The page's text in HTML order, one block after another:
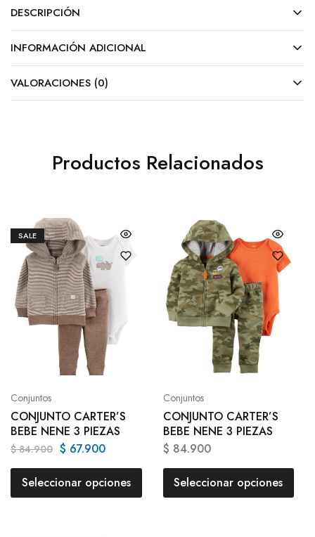
DESCRIPCIÓN
INFORMACIÓN ADICIONAL
VALORACIONES (0)
Productos Relacionados
SALE
Conjuntos
CONJUNTO CARTER’S
BEBE NENE 3 PIEZAS
$84.900 $ 67.900
Seleccionar opciones
Conjuntos
CONJUNTO CARTER’S
BEBE NENE 3 PIEZAS
$ 84.900
Seleccionar opciones